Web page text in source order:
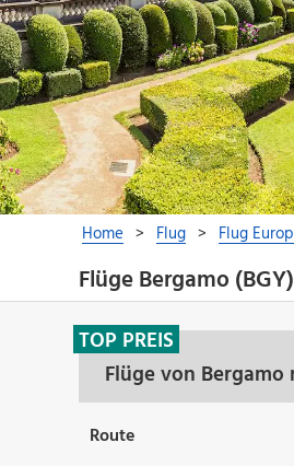
Flüge Bergamo
Flüge von
TOP PREIS
Route